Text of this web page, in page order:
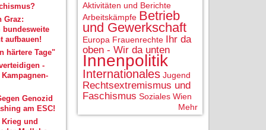
Graz:
bundesweite
aufbauen!
härtere Tage"
-
Genozid
am ESC!
Krieg und
Aktivitäten und Berichte
Arbeitskämpfe Betrieb
und Gewerkschaft
Europa Frauenrechte Ihr da
oben - Wir da unten
Innenpolitik
Internationales Jugend
Rechtsextremismus und
Faschismus Soziales Wien
Mehr